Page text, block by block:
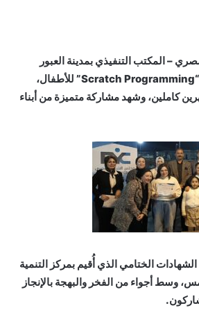
– المكتب التنفيذي بمدينة العبور
فعاليات كورس البرمجة “Scratch Programming” للأطفال،
كاملين، وشهد مشاركة متميزة من أبناء
الختامي الذي أُقيم بمركز التنمية
وسط أجواء من الفخر والبهجة بالإنجاز